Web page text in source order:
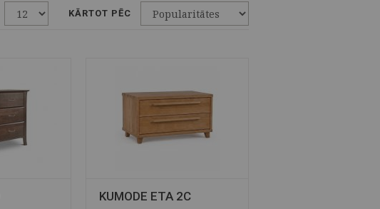
KĀRTOT PĒC
KUMODE ETA 2C